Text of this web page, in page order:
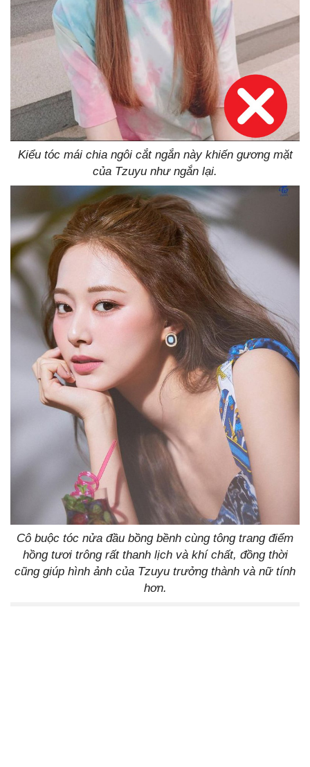
Kiểu tóc mái chia ngôi cắt ngắn này khiến gương mặt
của Tzuyu như ngắn lại.
Cô buộc tóc nửa đầu bồng bềnh cùng tông trang điểm
hồng tươi trông rất thanh lịch và khí chất, đồng thời
cũng giúp hình ảnh của Tzuyu trưởng thành và nữ tính
hơn.